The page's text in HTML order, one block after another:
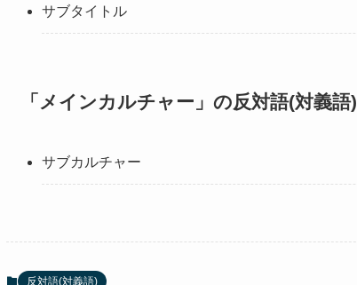
サブタイトル
「メインカルチャー」の反対語(対義語)
サブカルチャー
反対語(対義語)